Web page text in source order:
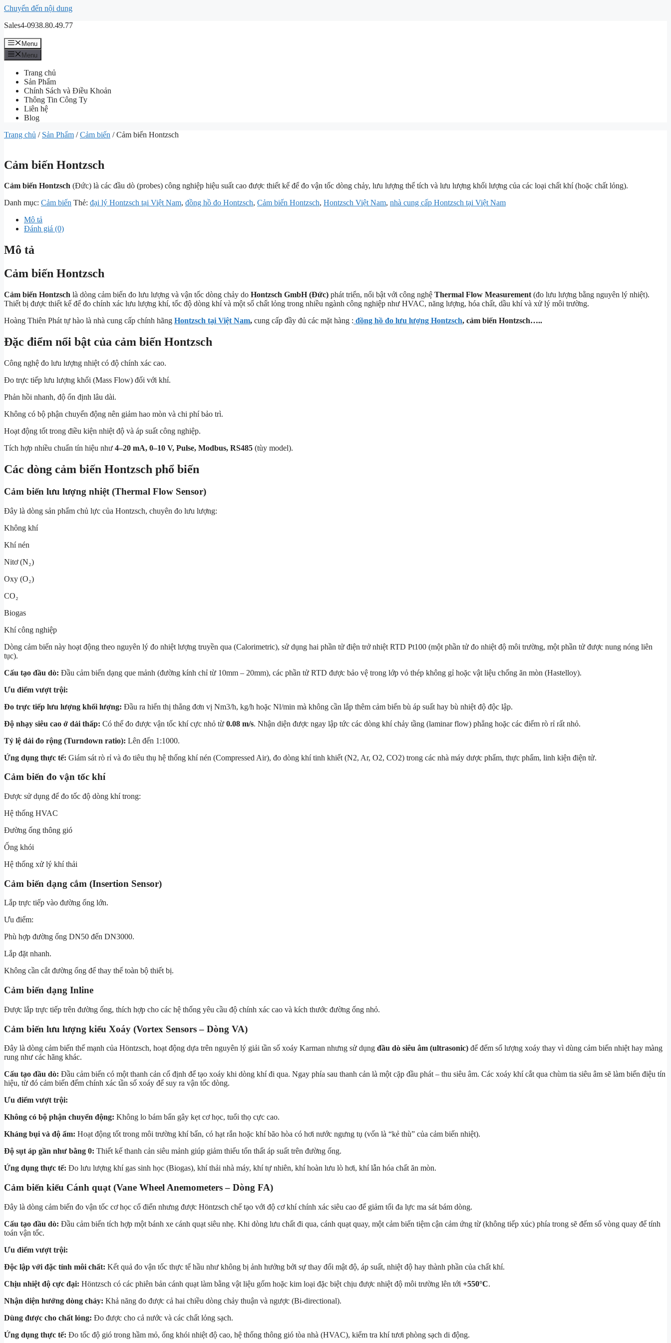
Chuyển đến nội dung
Sales4-0938.80.49.77
Menu
Menu
Trang chủ
Sản Phẩm
Chính Sách và Điều Khoản
Thông Tin Công Ty
Liên hệ
Blog
Trang chủ / Sản Phẩm /Cảm biến / Cảm biến Hontzsch
Cảm biến Hontzsch
Cảm biến Hontzsch (Đức) là các đầu dò (probes) công nghiệp hiệu suất cao được thiết kế để đo vận tốc dòng chảy, lưu lượng thể tích và lưu lượng khối lượng của các loại chất khí (hoặc chất lỏng).
Danh mục: Cảm biến Thẻ: đại lý Hontzsch tại Việt Nam, đồng hồ đo Hontzsch, Cảm biến Hontzsch, Hontzsch Việt Nam, nhà cung cấp Hontzsch tại Việt Nam
Mô tả
Đánh giá (0)
Mô tả
Cảm biến Hontzsch
Cảm biến Hontzsch là dòng cảm biến đo lưu lượng và vận tốc dòng chảy do Hontzsch GmbH (Đức) phát triển, nổi bật với công nghệ Thermal Flow Measurement (đo lưu lượng bằng nguyên lý nhiệt).
Thiết bị được thiết kế để đo chính xác lưu lượng khí, tốc độ dòng khí và một số chất lỏng trong nhiều ngành công nghiệp như HVAC, năng lượng, hóa chất, dầu khí và xử lý môi trường.
Hoàng Thiên Phát tự hào là nhà cung cấp chính hãng Hontzsch tại Việt Nam, cung cấp đầy đủ các mặt hàng : đồng hồ đo lưu lượng Hontzsch, cảm biến Hontzsch…..
Đặc điểm nổi bật của cảm biến Hontzsch
Công nghệ đo lưu lượng nhiệt có độ chính xác cao.
Đo trực tiếp lưu lượng khối (Mass Flow) đối với khí.
Phản hồi nhanh, độ ổn định lâu dài.
Không có bộ phận chuyển động nên giảm hao mòn và chi phí bảo trì.
Hoạt động tốt trong điều kiện nhiệt độ và áp suất công nghiệp.
Tích hợp nhiều chuẩn tín hiệu như 4–20 mA, 0–10 V, Pulse, Modbus, RS485 (tùy model).
Các dòng cảm biến Hontzsch phổ biến
Cảm biến lưu lượng nhiệt (Thermal Flow Sensor)
Đây là dòng sản phẩm chủ lực của Hontzsch, chuyên đo lưu lượng:
Không khí
Khí nén
Nitơ (N₂)
Oxy (O₂)
CO₂
Biogas
Khí công nghiệp
Dòng cảm biến này hoạt động theo nguyên lý đo nhiệt lượng truyền qua (Calorimetric), sử dụng hai phần tử điện trở nhiệt RTD Pt100 (một phần tử đo nhiệt độ môi trường, một phần tử được nung nóng liên
tục).
Cấu tạo đầu dò: Đầu cảm biến dạng que mảnh (đường kính chỉ từ 10mm – 20mm), các phần tử RTD được bảo vệ trong lớp vỏ thép không gỉ hoặc vật liệu chống ăn mòn (Hastelloy).
Ưu điểm vượt trội:
Đo trực tiếp lưu lượng khối lượng: Đầu ra hiển thị thẳng đơn vị Nm3/h, kg/h hoặc Nl/min mà không cần lắp thêm cảm biến bù áp suất hay bù nhiệt độ độc lập.
Độ nhạy siêu cao ở dải thấp: Có thể đo được vận tốc khí cực nhỏ từ 0.08 m/s. Nhận diện được ngay lập tức các dòng khí chảy tầng (laminar flow) phẳng hoặc các điểm rò rỉ rất nhỏ.
Tỷ lệ dải đo rộng (Turndown ratio): Lên đến 1:1000.
Ứng dụng thực tế: Giám sát rò rỉ và đo tiêu thụ hệ thống khí nén (Compressed Air), đo dòng khí tinh khiết (N2, Ar, O2, CO2) trong các nhà máy dược phẩm, thực phẩm, linh kiện điện tử.
Cảm biến đo vận tốc khí
Được sử dụng để đo tốc độ dòng khí trong:
Hệ thống HVAC
Đường ống thông gió
Ống khói
Hệ thống xử lý khí thải
Cảm biến dạng cắm (Insertion Sensor)
Lắp trực tiếp vào đường ống lớn.
Ưu điểm:
Phù hợp đường ống DN50 đến DN3000.
Lắp đặt nhanh.
Không cần cắt đường ống để thay thế toàn bộ thiết bị.
Cảm biến dạng Inline
Được lắp trực tiếp trên đường ống, thích hợp cho các hệ thống yêu cầu độ chính xác cao và kích thước đường ống nhỏ.
Cảm biến lưu lượng kiểu Xoáy (Vortex Sensors – Dòng VA)
Đây là dòng cảm biến thế mạnh của Höntzsch, hoạt động dựa trên nguyên lý giải tần số xoáy Karman nhưng sử dụng đầu dò siêu âm (ultrasonic) để đếm số lượng xoáy thay vì dùng cảm biến nhiệt hay màng
rung như các hãng khác.
Cấu tạo đầu dò: Đầu cảm biến có một thanh cản cố định để tạo xoáy khi dòng khí đi qua. Ngay phía sau thanh cản là một cặp đầu phát – thu siêu âm. Các xoáy khí cắt qua chùm tia siêu âm sẽ làm biến điệu tín
hiệu, từ đó cảm biến đếm chính xác tần số xoáy để suy ra vận tốc dòng.
Ưu điểm vượt trội:
Không có bộ phận chuyển động: Không lo bám bẩn gây kẹt cơ học, tuổi thọ cực cao.
Kháng bụi và độ ẩm: Hoạt động tốt trong môi trường khí bẩn, có hạt rắn hoặc khí bão hòa có hơi nước ngưng tụ (vốn là “kẻ thù” của cảm biến nhiệt).
Độ sụt áp gần như bằng 0: Thiết kế thanh cản siêu mảnh giúp giảm thiểu tổn thất áp suất trên đường ống.
Ứng dụng thực tế: Đo lưu lượng khí gas sinh học (Biogas), khí thải nhà máy, khí tự nhiên, khí hoàn lưu lò hơi, khí lẫn hóa chất ăn mòn.
Cảm biến kiểu Cánh quạt (Vane Wheel Anemometers – Dòng FA)
Đây là dòng cảm biến đo vận tốc cơ học cổ điển nhưng được Höntzsch chế tạo với độ cơ khí chính xác siêu cao để giảm tối đa lực ma sát bám dòng.
Cấu tạo đầu dò: Đầu cảm biến tích hợp một bánh xe cánh quạt siêu nhẹ. Khi dòng lưu chất đi qua, cánh quạt quay, một cảm biến tiệm cận cảm ứng từ (không tiếp xúc) phía trong sẽ đếm số vòng quay để tính
toán vận tốc.
Ưu điểm vượt trội:
Độc lập với đặc tính môi chất: Kết quả đo vận tốc thực tế hầu như không bị ảnh hưởng bởi sự thay đổi mật độ, áp suất, nhiệt độ hay thành phần của chất khí.
Chịu nhiệt độ cực đại: Höntzsch có các phiên bản cánh quạt làm bằng vật liệu gốm hoặc kim loại đặc biệt chịu được nhiệt độ môi trường lên tới +550°C.
Nhận diện hướng dòng chảy: Khả năng đo được cả hai chiều dòng chảy thuận và ngược (Bi-directional).
Dùng được cho chất lỏng: Đo được cho cả nước và các chất lỏng sạch.
Ứng dụng thực tế: Đo tốc độ gió trong hầm mỏ, ống khói nhiệt độ cao, hệ thống thông gió tòa nhà (HVAC), kiểm tra khí tươi phòng sạch di động.